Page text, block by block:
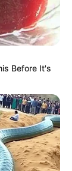
Before It's